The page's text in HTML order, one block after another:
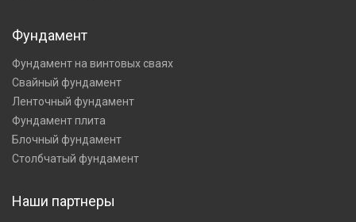
Фундамент
Фундамент на винтовых сваях
Свайный фундамент
Ленточный фундамент
Фундамент плита
Блочный фундамент
Столбчатый фундамент
Наши партнеры